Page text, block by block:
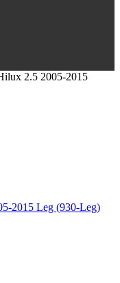
2.5 2005-2015
2015 Leg (930-Leg)